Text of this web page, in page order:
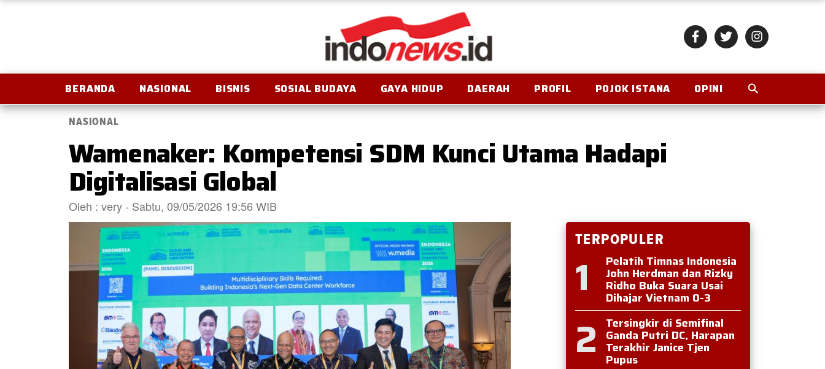
BERANDA NASIONAL BISNIS SOSIAL BUDAYA GAYA HIDUP DAERAH PROFIL POJOK ISTANA OPINI
NASIONAL
Wamenaker: Kompetensi SDM Kunci Utama Hadapi
Digitalisasi Global
Oleh : very - Sabtu, 09/05/2026 19:56 WIB
TERPOPULER
1 Pelatih Timnas Indonesia
John Herdman dan Rizky
Ridho Buka Suara Usai
Dihajar Vietnam 0-3
2 Tersingkir di Semifinal
Ganda Putri DC, Harapan
Terakhir Janice Tjen
Pupus